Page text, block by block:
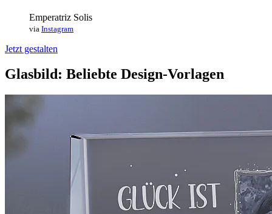
Emperatriz Solis
via Instagram
Jetzt gestalten
Glasbild: Beliebte Design-Vorlagen